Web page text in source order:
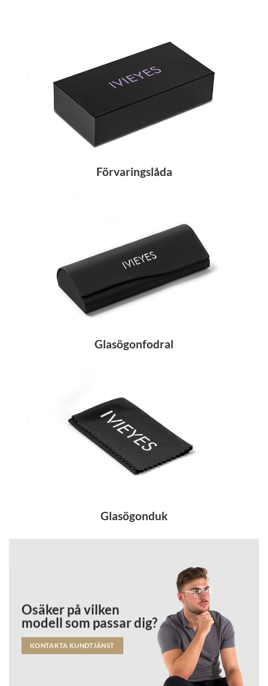
Förvaringslåda
Glasögonfodral
Glasögonduk
Osäker på vilken
modell som passar dig?
KONTAKTA KUNDTJÄNST